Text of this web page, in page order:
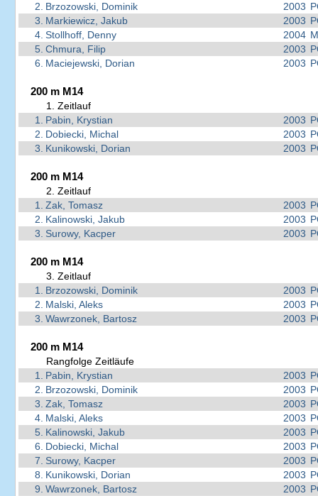
2. Brzozowski, Dominik 2003
3. Markiewicz, Jakub 2003
4. Stollhoff, Denny 2004
5. Chmura, Filip 2003
6. Maciejewski, Dorian 2003
200 m M14
1. Zeitlauf
1.
Pabin, Krystian 2003
2. Dobiecki, Michal 2003
3. Kunikowski, Dorian 2003
200 m M14
2. Zeitlauf
1.
Zak, Tomasz 2003
2. Kalinowski, Jakub 2003
3. Surowy, Kacper 2003
200 m M14
3. Zeitlauf
1.
Brzozowski, Dominik 2003
2. Malski, Aleks 2003
3. Wawrzonek, Bartosz 2003
200 m M14
Rangfolge Zeitläufe
1.
Pabin, Krystian 2003
2. Brzozowski, Dominik 2003
3. Zak, Tomasz 2003
4. Malski, Aleks 2003
5. Kalinowski, Jakub 2003
6. Dobiecki, Michal 2003
7. Surowy, Kacper 2003
8. Kunikowski, Dorian 2003
9. Wawrzonek, Bartosz 2003